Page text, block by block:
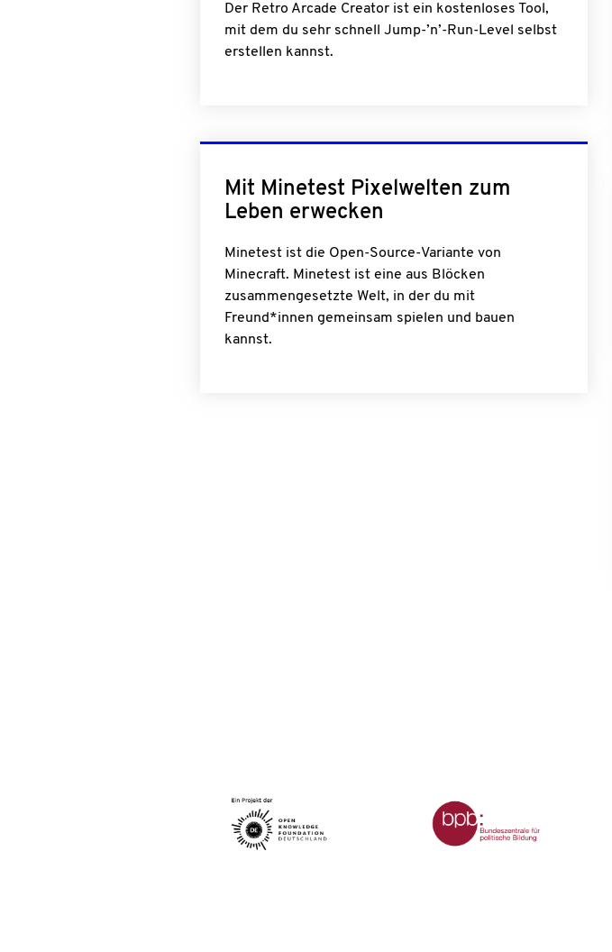
Der Retro Arcade Creator ist ein kostenloses Tool,
mit dem du sehr schnell Jump-’n’-Run-Level selbst
erstellen kannst.
Mit Minetest Pixelwelten zum
Leben erwecken
Minetest ist die Open-Source-Variante von
Minecraft. Minetest ist eine aus Blöcken
zusammengesetzte Welt, in der du mit
Freund*innen gemeinsam spielen und bauen
kannst.